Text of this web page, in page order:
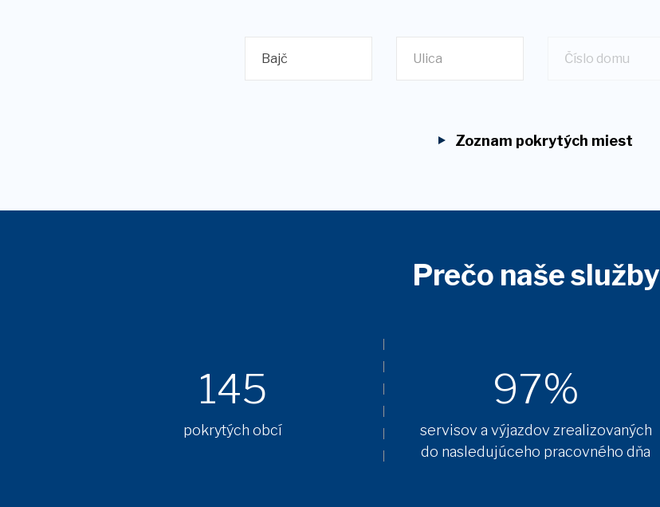
Bajč Ulica
Zoznam pokrytých miest
Prečo naše služby
145
pokrytých obcí
97%
servisov a výjazdov zrealizovaných
do nasledujúceho pracovného dňa